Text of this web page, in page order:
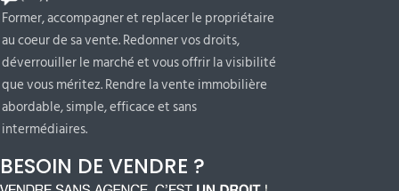
Former, accompagner et replacer le propriétaire
au coeur de sa vente. Redonner vos droits,
déverrouiller le marché et vous offrir la visibilité
que vous méritez. Rendre la vente immobilière
abordable, simple, efficace et sans
intermédiaires.
BESOIN DE VENDRE ?